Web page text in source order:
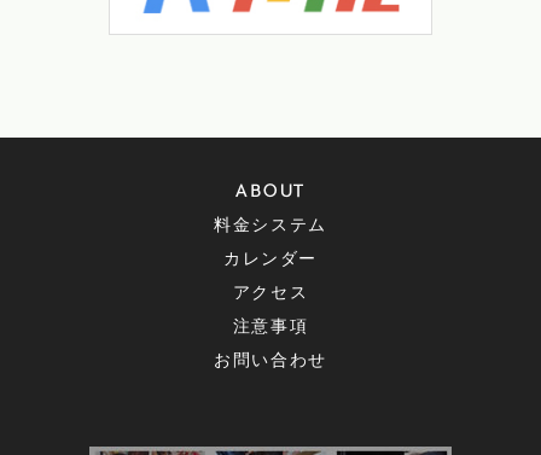
ABOUT
料金システム
カレンダー
アクセス
注意事項
お問い合わせ